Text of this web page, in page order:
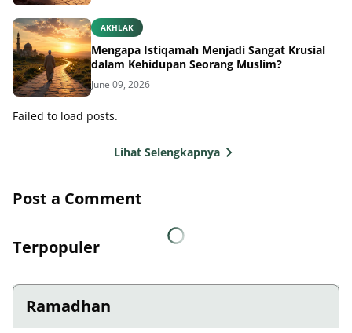
AKHLAK
Mengapa Istiqamah Menjadi Sangat Krusial
dalam Kehidupan Seorang Muslim?
June 09, 2026
Failed to load posts.
Lihat Selengkapnya
Post a Comment
Terpopuler
Ramadhan